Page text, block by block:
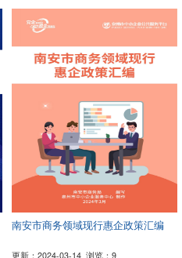
南安市商务领域现行惠企政策汇编
更新：2024-03-14 浏览：9